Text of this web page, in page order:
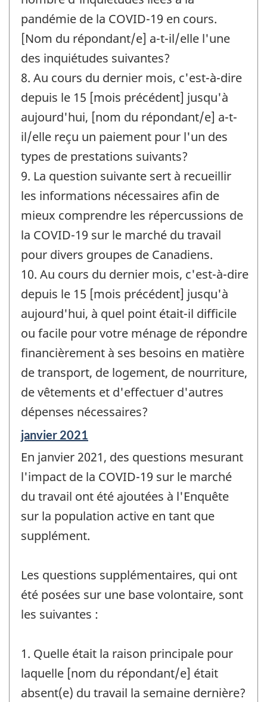
pandémie de la COVID-19 en cours.
[Nom du répondant/e] a-t-il/elle l'une
des inquiétudes suivantes?
8. Au cours du dernier mois, c'est-à-dire
depuis le 15 [mois précédent] jusqu'à
aujourd'hui, [nom du répondant/e] a-t-
il/elle reçu un paiement pour l'un des
types de prestations suivants?
9. La question suivante sert à recueillir
les informations nécessaires afin de
mieux comprendre les répercussions de
la COVID-19 sur le marché du travail
pour divers groupes de Canadiens.
10. Au cours du dernier mois, c'est-à-dire
depuis le 15 [mois précédent] jusqu'à
aujourd'hui, à quel point était-il difficile
ou facile pour votre ménage de répondre
financièrement à ses besoins en matière
de transport, de logement, de nourriture,
de vêtements et d'effectuer d'autres
dépenses nécessaires?
Période
référence
de
changement
-
janvier 2021
En janvier 2021, des questions mesurant
l'impact de la COVID-19 sur le marché
du travail ont été ajoutées à l'Enquête
sur la population active en tant que
supplément.
Les questions supplémentaires, qui ont
été posées sur une base volontaire, sont
les suivantes :
1. Quelle était la raison principale pour
laquelle [nom du répondant/e] était
absent(e) du travail la semaine dernière?